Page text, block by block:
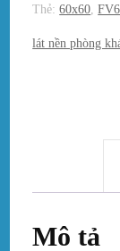
Thẻ:60x60,
lát nền phòng
Mô tả